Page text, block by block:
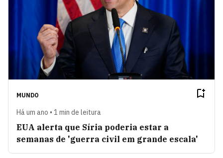
MUNDO
Há um ano • 1 min de leitura
EUA alerta que Síria poderia estar a
semanas de 'guerra civil em grande escala'